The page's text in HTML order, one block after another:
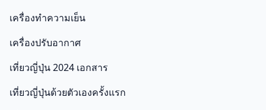
เครื่องทำความเย็น
เครื่องปรับอากาศ
เที่ยวญี่ปุ่น 2024 เอกสาร
เที่ยวญี่ปุ่นด้วยตัวเองครั้งแรก